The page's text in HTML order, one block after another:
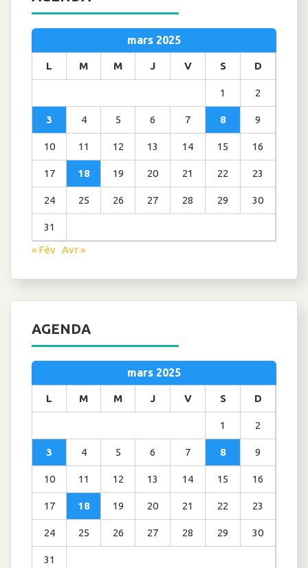
mars 2025
L M M J V S D
1 2
3 4 5 6 7 8 9
10 11 12 13 14 15 16
17 18 19 20 21 22 23
24 25 26 27 28 29 30
31
« Fév Avr »
AGENDA
mars 2025
L M M J V S D
1 2
3 4 5 6 7 8 9
10 11 12 13 14 15 16
17 18 19 20 21 22 23
24 25 26 27 28 29 30
31